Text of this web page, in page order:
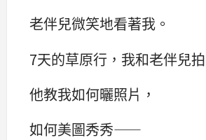
老伴兒微笑地看著我。
7天的草原行，我和老伴兒拍
他教我如何曬照片，
如何美圖秀秀——